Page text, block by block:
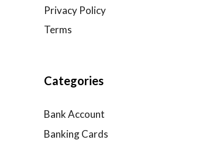
Privacy Policy
Terms
Categories
Bank Account
Banking Cards